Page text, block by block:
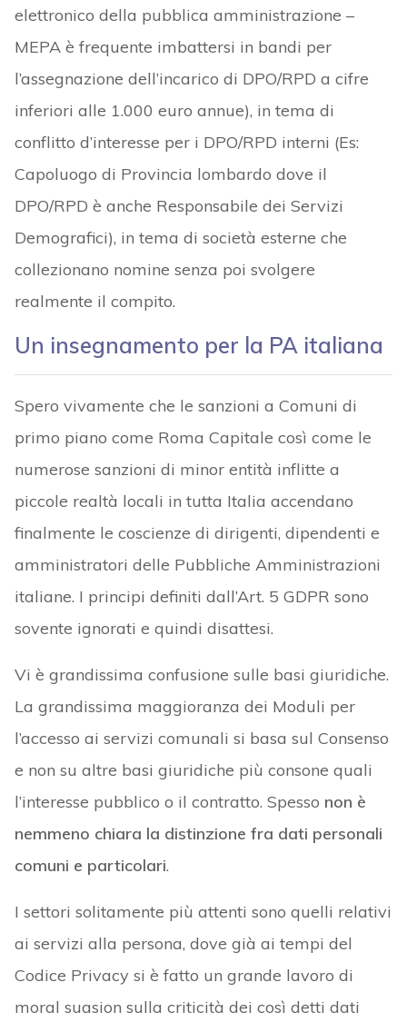
elettronico della pubblica amministrazione –
MEPA è frequente imbattersi in bandi per
l’assegnazione dell’incarico di DPO/RPD a cifre
inferiori alle 1.000 euro annue), in tema di
conflitto d’interesse per i DPO/RPD interni (Es:
Capoluogo di Provincia lombardo dove il
DPO/RPD è anche Responsabile dei Servizi
Demografici), in tema di società esterne che
collezionano nomine senza poi svolgere
realmente il compito.
Un insegnamento per la PA italiana
Spero vivamente che le sanzioni a Comuni di
primo piano come Roma Capitale così come le
numerose sanzioni di minor entità inflitte a
piccole realtà locali in tutta Italia accendano
finalmente le coscienze di dirigenti, dipendenti e
amministratori delle Pubbliche Amministrazioni
italiane. I principi definiti dall’Art. 5 GDPR sono
sovente ignorati e quindi disattesi.
Vi è grandissima confusione sulle basi giuridiche.
La grandissima maggioranza dei Moduli per
l’accesso ai servizi comunali si basa sul Consenso
e non su altre basi giuridiche più consone quali
l’interesse pubblico o il contratto. Spesso non è
nemmeno chiara la distinzione fra dati personali
comuni e particolari.
I settori solitamente più attenti sono quelli relativi
ai servizi alla persona, dove già ai tempi del
Codice Privacy si è fatto un grande lavoro di
moral suasion sulla criticità dei così detti dati